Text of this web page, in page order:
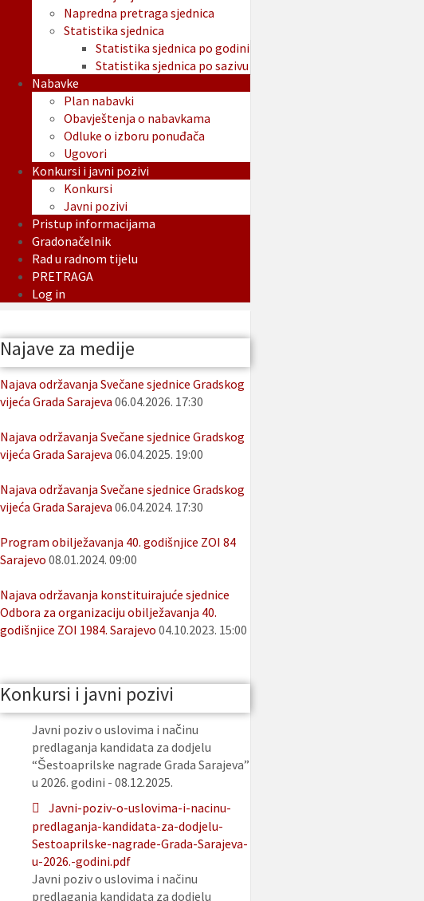
Napredna pretraga sjednica
Statistika sjednica
Statistika sjednica po godini
Statistika sjednica po sazivu
Nabavke
Plan nabavki
Obavještenja o nabavkama
Odluke o izboru ponuđača
Ugovori
Konkursi i javni pozivi
Konkursi
Javni pozivi
Pristup informacijama
Gradonačelnik
Rad u radnom tijelu
PRETRAGA
Log in
Najave za medije
Najava održavanja Svečane sjednice Gradskog
vijeća Grada Sarajeva 06.04.2026. 17:30
Najava održavanja Svečane sjednice Gradskog
vijeća Grada Sarajeva 06.04.2025. 19:00
Najava održavanja Svečane sjednice Gradskog
vijeća Grada Sarajeva 06.04.2024. 17:30
Program obilježavanja 40. godišnjice ZOI 84
Sarajevo 08.01.2024. 09:00
Najava održavanja konstituirajuće sjednice
Odbora za organizaciju obilježavanja 40.
godišnjice ZOI 1984. Sarajevo 04.10.2023. 15:00
Konkursi i javni pozivi
Javni poziv o uslovima i načinu
predlaganja kandidata za dodjelu
“Šestoaprilske nagrade Grada Sarajeva”
u 2026. godini - 08.12.2025.
Javni-poziv-o-uslovima-i-nacinu-
predlaganja-kandidata-za-dodjelu-
Sestoaprilske-nagrade-Grada-Sarajeva-
u-2026.-godini.pdf
Javni poziv o uslovima i načinu
predlaganja kandidata za dodjelu